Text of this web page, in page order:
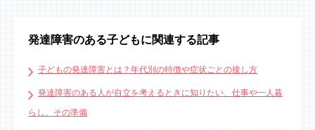
発達障害のある子どもに関連する記事
子どもの発達障害とは？年代別の特徴や症状ごとの接し方
発達障害のある人が自立を考えるときに知りたい、仕事や一人暮
らし、その準備